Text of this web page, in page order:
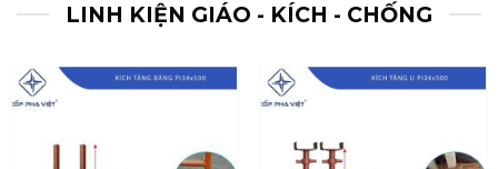
LINH KIỆN GIÁO - KÍCH - CHỐNG